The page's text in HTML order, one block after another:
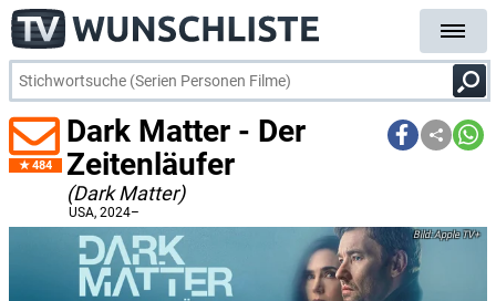
484
Dark Matter - Der
Zeitenläufer
(Dark Matter)
USA, 2024–
Apple TV+